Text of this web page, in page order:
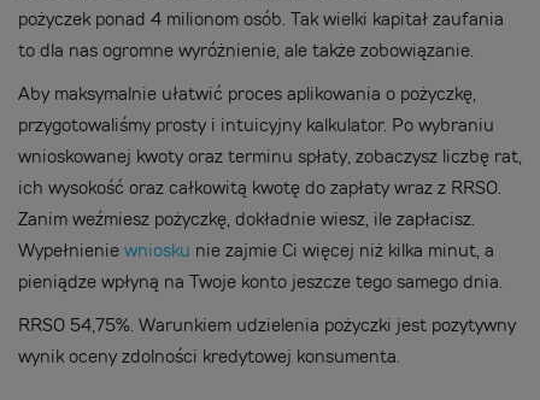
pożyczek ponad 4 milionom osób. Tak wielki kapitał zaufania
to dla nas ogromne wyróżnienie, ale także zobowiązanie.
Aby maksymalnie ułatwić proces aplikowania o pożyczkę,
przygotowaliśmy prosty i intuicyjny kalkulator. Po wybraniu
wnioskowanej kwoty oraz terminu spłaty, zobaczysz liczbę rat,
ich wysokość oraz całkowitą kwotę do zapłaty wraz z RRSO.
Zanim weźmiesz pożyczkę, dokładnie wiesz, ile zapłacisz.
Wypełnienie wniosku nie zajmie Ci więcej niż kilka minut, a
pieniądze wpłyną na Twoje konto jeszcze tego samego dnia.
RRSO 54,75%. Warunkiem udzielenia pożyczki jest pozytywny
wynik oceny zdolności kredytowej konsumenta.